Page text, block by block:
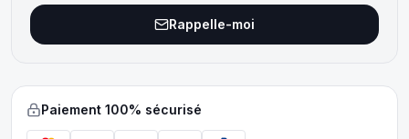
Rappelle-moi
Paiement 100% sécurisé